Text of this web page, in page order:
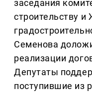
заседания
строительству
Семенова
реализации
Депутаты
поступившие из